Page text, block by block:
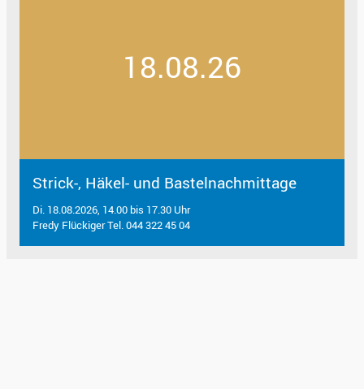
18.08.26
Strick-, Häkel- und Bastelnachmittage
Di. 18.08.2026, 14.00 bis 17.30 Uhr
Fredy Flückiger Tel. 044 322 45 04